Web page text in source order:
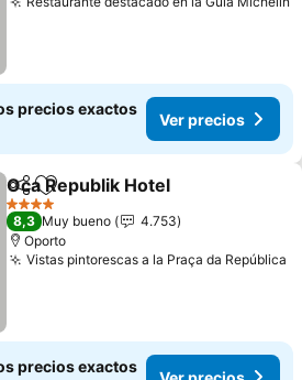
precios exactos
Ver precios
CompartirAgregar a favoritos
Oca Republik Hotel
4 Estrellas
8,3 Muy bueno
4.753
Oporto
Vistas pintorescas a la Praça da República
precios exactos